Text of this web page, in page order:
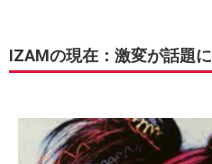
IZAMの現在：激変が話題に